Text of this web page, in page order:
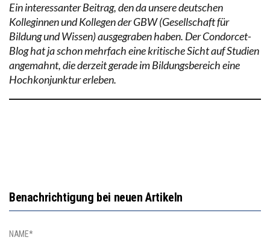
Ein interessanter Beitrag, den da unsere deutschen
Kolleginnen und Kollegen der GBW (Gesellschaft für
Bildung und Wissen) ausgegraben haben. Der Condorcet-
Blog hat ja schon mehrfach eine kritische Sicht auf Studien
angemahnt, die derzeit gerade im Bildungsbereich eine
Hochkonjunktur erleben.
Benachrichtigung bei neuen Artikeln
NAME*